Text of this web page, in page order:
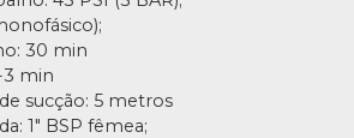
30 min
3 min
sucção: 5 metros
1″ BSP fêmea;